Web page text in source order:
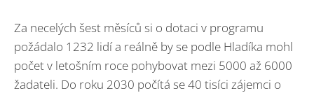
Za necelých šest měsíců si o dotaci v programu
požádalo 1232 lidí a reálně by se podle Hladíka mohl
počet v letošním roce pohybovat mezi 5000 až 6000
žadateli. Do roku 2030 počítá se 40 tisíci zájemci o